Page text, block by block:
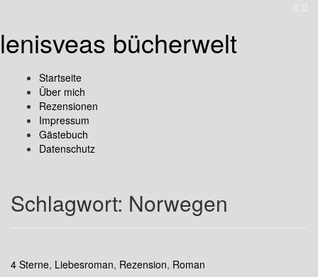
lenisveas bücherwelt
Startseite
Über mich
Rezensionen
Impressum
Gästebuch
Datenschutz
Schlagwort: Norwegen
4 Sterne, Liebesroman, Rezension, Roman